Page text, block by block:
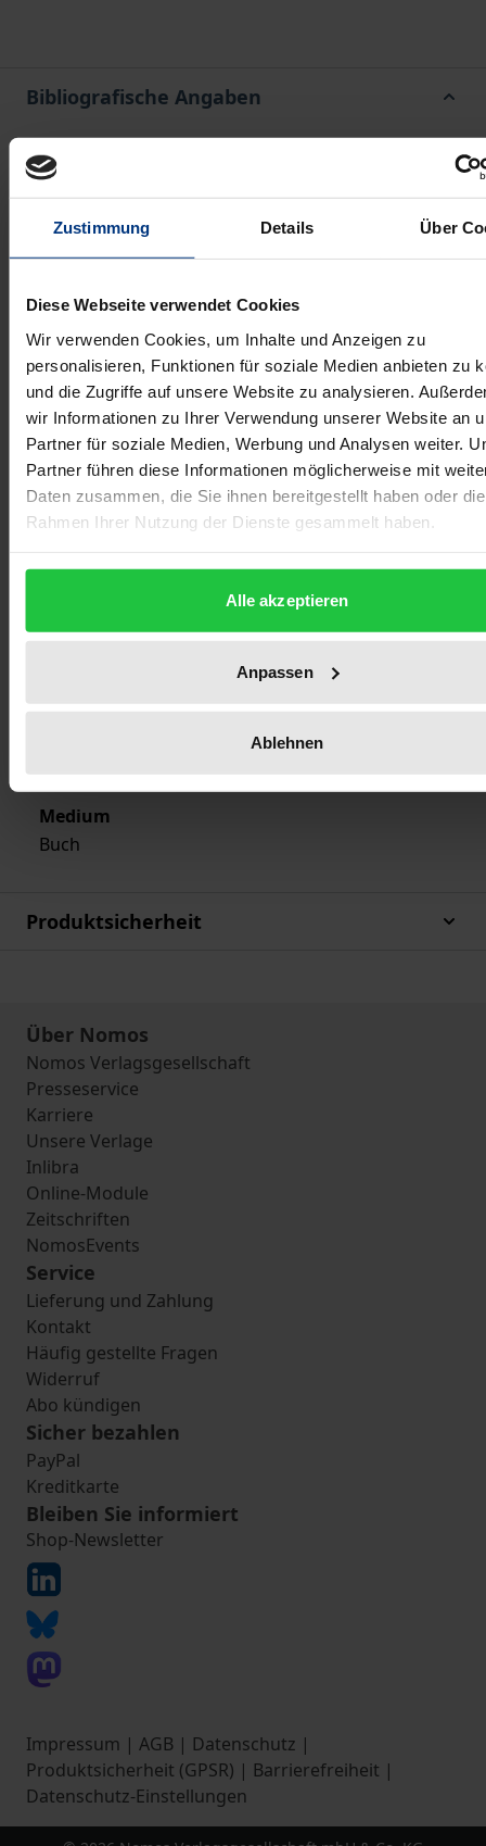
Zustimmung Details Über
Diese Webseite verwendet Cookies
Wir verwenden Cookies, um Inhalte und Anzeigen zu
personalisieren, Funktionen für soziale Medien anbieten zu
und die Zugriffe auf unsere Website zu analysieren.
wir Informationen zu Ihrer Verwendung unserer Website an
Partner für soziale Medien, Werbung und Analysen weiter.
Partner führen diese Informationen möglicherweise mit
Daten zusammen, die Sie ihnen bereitgestellt haben oder
Rahmen Ihrer Nutzung der Dienste gesammelt haben.
Alle akzeptieren
Anpassen
Ablehnen
Bibliografische Angaben
Auflage
1
ISBN
Erscheinungsdatum
03.05.1996
Erscheinungsjahr
1996
Verlag
Nomos
Ausgabeart
Medium
Buch
Produktsicherheit
Über Nomos
Nomos Verlagsgesellschaft
Presseservice
Karriere
Unsere Verlage
Inlibra
Online-Module
Zeitschriften
NomosEvents
Service
Lieferung und Zahlung
Kontakt
Häufig gestellte Fragen
Widerruf
Abo kündigen
Sicher bezahlen
PayPal
Kreditkarte
Bleiben Sie informiert
Shop-Newsletter
Impressum | AGB | Datenschutz |
Produktsicherheit (GPSR) | Barrierefreiheit |
Datenschutz-Einstellungen